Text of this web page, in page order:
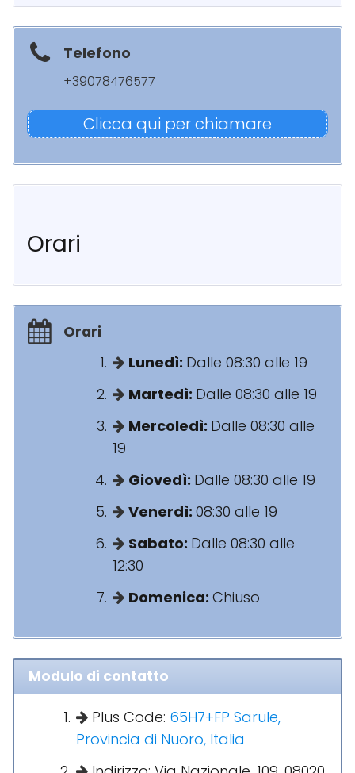
Telefono
+39078476577
Clicca qui per chiamare
Orari
Orari
Lunedì: Dalle 08:30 alle 19
Martedì: Dalle 08:30 alle 19
Mercoledì: Dalle 08:30 alle
19
Giovedì: Dalle 08:30 alle 19
Venerdì: 08:30 alle 19
Sabato: Dalle 08:30 alle
12:30
Domenica: Chiuso
Modulo di contatto
Plus Code: 65H7+FP Sarule,
Provincia di Nuoro, Italia